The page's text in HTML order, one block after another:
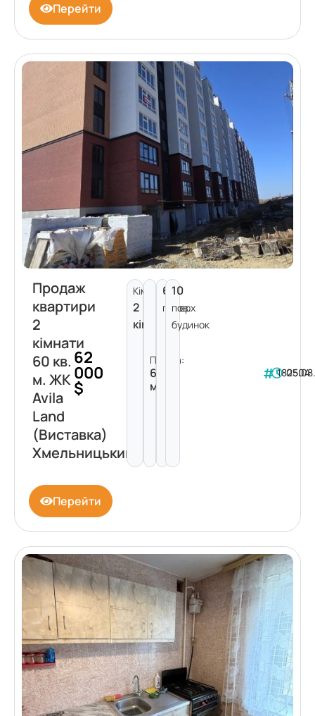
Перейти
Продаж
квартири
2
кімнати
60 кв.
м. ЖК
Avila
Land
(Виставка)
Хмельницький
62
000
$
Кімнат:
2
кімнати
Площа:
60
м²
6
поверх
10
пов.
будинок
182504
Перейти